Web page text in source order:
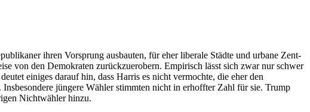
ihren Vorsprung ausbauten, für eher liberale Städte und urbane Zent­
von den Demokraten zurückzuerobern. Empirisch lässt sich zwar nur schwer
einiges darauf hin, dass Harris es nicht vermochte, die eher den
jüngere Wähler stimmten nicht in erhoffter Zahl für sie. Trump
Nichtwähler hinzu.